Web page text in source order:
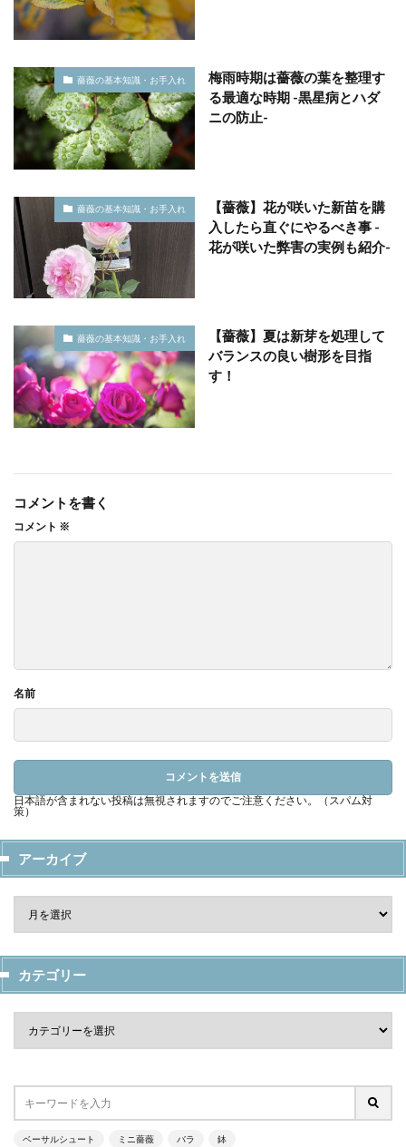
薔薇の基本知識・お手入れ
梅雨時期は薔薇の葉を整理す
る最適な時期 -黒星病とハダ
ニの防止-
薔薇の基本知識・お手入れ
【薔薇】花が咲いた新苗を購
入したら直ぐにやるべき事 -
花が咲いた弊害の実例も紹介-
薔薇の基本知識・お手入れ
【薔薇】夏は新芽を処理して
バランスの良い樹形を目指
す！
コメントを書く
コメント ※
名前
日本語が含まれない投稿は無視されますのでご注意ください。（スパム対
策）
アーカイブ
カテゴリー
ベーサルシュート ミニ薔薇 バラ 鉢